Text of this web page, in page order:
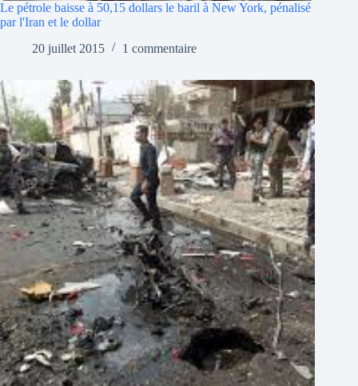
Le pétrole baisse à 50,15 dollars le baril à New York, pénalisé
par l'Iran et le dollar
20 juillet 2015
1 commentaire